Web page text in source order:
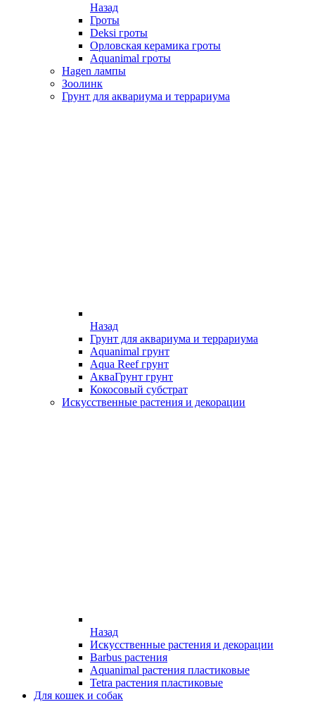
Назад
Гроты
Deksi гроты
Орловская керамика гроты
Aquanimal гроты
Hagen лампы
Зоолинк
Грунт для аквариума и террариума
Назад
Грунт для аквариума и террариума
Aquanimal грунт
Aqua Reef грунт
АкваГрунт грунт
Кокосовый субстрат
Искусственные растения и декорации
Назад
Искусственные растения и декорации
Barbus растения
Aquanimal растения пластиковые
Tetra растения пластиковые
Для кошек и собак